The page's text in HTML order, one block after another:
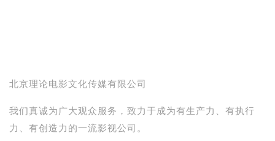
北京理论电影文化传媒有限公司
我们真诚为广大观众服务，致力于成为有生产力、有执行
力、有创造力的一流影视公司。